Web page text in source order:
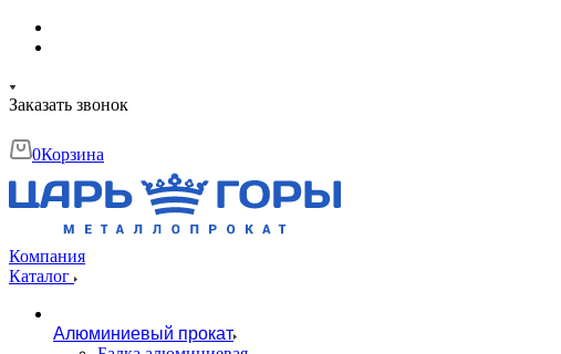
Заказать звонок
0Корзина
Компания
Каталог
Алюминиевый прокат